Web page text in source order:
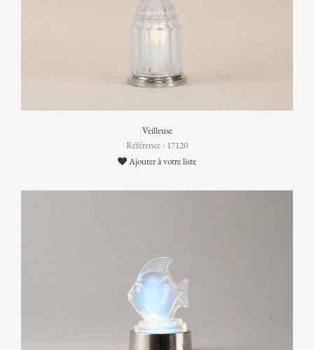
Veilleuse
Référence : 17120
Ajouter à votre liste